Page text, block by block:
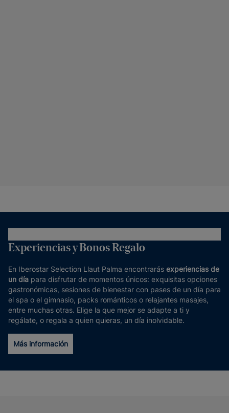
Experiencias y Bonos Regalo
En Iberostar Selection Llaut Palma encontrarás experiencias de
un día para disfrutar de momentos únicos: exquisitas opciones
gastronómicas, sesiones de bienestar con pases de un día para
el spa o el gimnasio, packs románticos o relajantes masajes,
entre muchas otras. Elige la que mejor se adapte a ti y
regálate, o regala a quien quieras, un día inolvidable.
Más información